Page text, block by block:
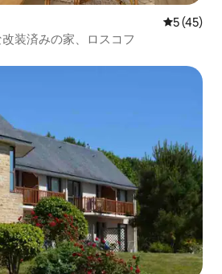
レビュー
5 (45)
装済みの家、ロスコフ